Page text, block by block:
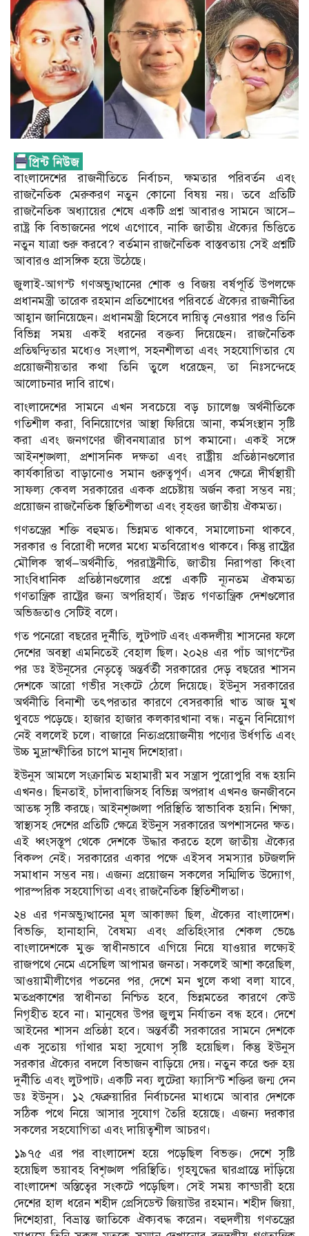
বাংলাদেশের রাজনীতিতে নির্বাচন, ক্ষমতার পরিবর্তন এবং
রাজনৈতিক মেরুকরণ নতুন কোনো বিষয় নয়। তবে প্রতিটি
রাজনৈতিক অধ্যায়ের শেষে একটি প্রশ্ন আবারও সামনে আসে—
রাষ্ট্র কি বিভাজনের পথে এগোবে, নাকি জাতীয় ঐক্যের ভিত্তিতে
নতুন যাত্রা শুরু করবে? বর্তমান রাজনৈতিক বাস্তবতায় সেই প্রশ্নটি
আবারও প্রাসঙ্গিক হয়ে উঠেছে।
জুলাই-আগস্ট গণঅভ্যুত্থানের শোক ও বিজয় বর্ষপূর্তি উপলক্ষে
প্রধানমন্ত্রী তারেক রহমান প্রতিশোধের পরিবর্তে ঐক্যের রাজনীতির
আহ্বান জানিয়েছেন। প্রধানমন্ত্রী হিসেবে দায়িত্ব নেওয়ার পরও তিনি
বিভিন্ন সময় একই ধরনের বক্তব্য দিয়েছেন। রাজনৈতিক
প্রতিদ্বন্দ্বিতার মধ্যেও সংলাপ, সহনশীলতা এবং সহযোগিতার যে
প্রয়োজনীয়তার কথা তিনি তুলে ধরেছেন, তা নিঃসন্দেহে
আলোচনার দাবি রাখে।
বাংলাদেশের সামনে এখন সবচেয়ে বড় চ্যালেঞ্জ অর্থনীতিকে
গতিশীল করা, বিনিয়োগের আস্থা ফিরিয়ে আনা, কর্মসংস্থান সৃষ্টি
করা এবং জনগণের জীবনযাত্রার চাপ কমানো। একই সঙ্গে
আইনশৃঙ্খলা, প্রশাসনিক দক্ষতা এবং রাষ্ট্রীয় প্রতিষ্ঠানগুলোর
কার্যকারিতা বাড়ানোও সমান গুরুত্বপূর্ণ। এসব ক্ষেত্রে দীর্ঘস্থায়ী
সাফল্য কেবল সরকারের একক প্রচেষ্টায় অর্জন করা সম্ভব নয়;
প্রয়োজন রাজনৈতিক স্থিতিশীলতা এবং বৃহত্তর জাতীয় ঐকমত্য।
গণতন্ত্রের শক্তি বহুমত। ভিন্নমত থাকবে, সমালোচনা থাকবে,
সরকার ও বিরোধী দলের মধ্যে মতবিরোধও থাকবে। কিন্তু রাষ্ট্রের
মৌলিক স্বার্থ—অর্থনীতি, পররাষ্ট্রনীতি, জাতীয় নিরাপত্তা কিংবা
সাংবিধানিক প্রতিষ্ঠানগুলোর প্রশ্নে একটি ন্যূনতম ঐকমত্য
গণতান্ত্রিক রাষ্ট্রের জন্য অপরিহার্য। উন্নত গণতান্ত্রিক দেশগুলোর
অভিজ্ঞতাও সেটিই বলে।
গত পনেরো বছরের দুর্নীতি, লুটপাট এবং একদলীয় শাসনের ফলে
দেশের অবস্থা এমনিতেই বেহাল ছিল। ২০২৪ এর পাঁচ আগস্টের
পর ডঃ ইউনূসের নেতৃত্বে অন্তর্বর্তী সরকারের দেড় বছরের শাসন
দেশকে আরো গভীর সংকটে ঠেলে দিয়েছে। ইউনুস সরকারের
অর্থনীতি বিনাশী তৎপরতার কারণে বেসরকারি খাত আজ মুখ
থুবডে পড়েছে। হাজার হাজার কলকারখানা বন্ধ। নতুন বিনিয়োগ
নেই বললেই চলে। বাজারে নিত্যপ্রয়োজনীয় পণ্যের উর্ধগতি এবং
উচ্চ মুদ্রাস্ফীতির চাপে মানুষ দিশেহারা।
ইউনুস আমলে সংক্রামিত মহামারী মব সন্ত্রাস পুরোপুরি বন্ধ হয়নি
এখনও। ছিনতাই, চাঁদাবাজিসহ বিভিন্ন অপরাধ এখনও জনজীবনে
আতঙ্ক সৃষ্টি করছে। আইনশৃঙ্খলা পরিস্থিতি স্বাভাবিক হয়নি। শিক্ষা,
স্বাস্থ্যসহ দেশের প্রতিটি ক্ষেত্রে ইউনুস সরকারের অপশাসনের ক্ষত।
এই ধ্বংসস্তূপ থেকে দেশকে উদ্ধার করতে হলে জাতীয় ঐক্যের
বিকল্প নেই। সরকারের একার পক্ষে এইসব সমস্যার চটজলদি
সমাধান সম্ভব নয়। এজন্য প্রয়োজন সকলের সম্মিলিত উদ্যোগ,
পারস্পরিক সহযোগিতা এবং রাজনৈতিক স্থিতিশীলতা।
২৪ এর গনঅভ্যুত্থানের মূল আকাঙ্ক্ষা ছিল, ঐক্যের বাংলাদেশ।
বিভক্তি, হানাহানি, বৈষম্য এবং প্রতিহিংসার শেকল ভেঙে
বাংলাদেশকে মুক্ত স্বাধীনভাবে এগিয়ে নিয়ে যাওয়ার লক্ষ্যেই
রাজপথে নেমে এসেছিল আপামর জনতা। সকলেই আশা করেছিল,
আওয়ামীলীগের পতনের পর, দেশে মন খুলে কথা বলা যাবে,
মতপ্রকাশের স্বাধীনতা নিশ্চিত হবে, ভিন্নমতের কারণে কেউ
নিগৃহীত হবে না। মানুষের উপর জুলুম নির্যাতন বন্ধ হবে। দেশে
আইনের শাসন প্রতিষ্ঠা হবে। অন্তর্বর্তী সরকারের সামনে দেশকে
এক সুতোয় গাঁথার মহা সুযোগ সৃষ্টি হয়েছিল। কিন্তু ইউনুস
সরকার ঐক্যের বদলে বিভাজন বাড়িয়ে দেয়। নতুন করে শুরু হয়
দুর্নীতি এবং লুটপাট। একটি নব্য লুটেরা ফ্যাসিস্ট শক্তির জন্ম দেন
ডঃ ইউনূস। ১২ ফেব্রুয়ারির নির্বাচনের মাধ্যমে আবার দেশকে
সঠিক পথে নিয়ে আসার সুযোগ তৈরি হয়েছে। এজন্য দরকার
সকলের সহযোগিতা এবং দায়িত্বশীল আচরণ।
১৯৭৫ এর পর বাংলাদেশ হয়ে পড়েছিল বিভক্ত। দেশে সৃষ্টি
হয়েছিল ভয়াবহ বিশৃঙ্খল পরিস্থিতি। গৃহযুদ্ধের দ্বারপ্রান্তে দাঁড়িয়ে
বাংলাদেশ অস্তিত্বের সংকটে পড়েছিল। সেই সময় কান্ডারী হয়ে
দেশের হাল ধরেন শহীদ প্রেসিডেন্ট জিয়াউর রহমান। শহীদ জিয়া,
দিশেহারা, বিভ্রান্ত জাতিকে ঐক্যবদ্ধ করেন। বহুদলীয় গণতন্ত্রের